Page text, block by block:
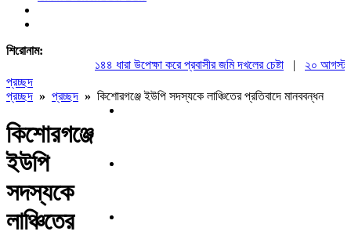
শিরোনাম:
১৪৪ ধারা উপেক্ষা করে প্রবাসীর জমি দখলের চেষ্টা|
২০ আগস্ট
প্রচ্ছদ
প্রচ্ছদ » প্রচ্ছদ » কিশোরগঞ্জে ইউপি সদস্যকে লাঞ্চিতের প্রতিবাদে মানববন্ধন
কিশোরগঞ্জে
ইউপি
সদস্যকে
লাঞ্চিতের